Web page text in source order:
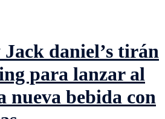
daniel’s tirán
para lanzar al
nueva bebida con